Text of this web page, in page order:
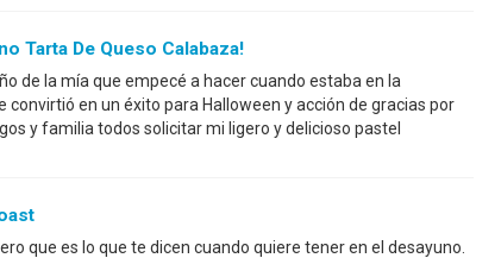
Tarta De Queso Calabaza!
de la mía que empecé a hacer cuando estaba en la
convirtió en un éxito para Halloween y acción de gracias por
y familia todos solicitar mi ligero y delicioso pastel
que es lo que te dicen cuando quiere tener en el desayuno.